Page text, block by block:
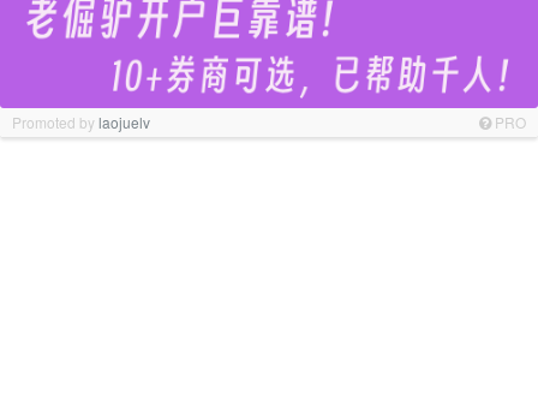
Promoted bylaojuelv PRO